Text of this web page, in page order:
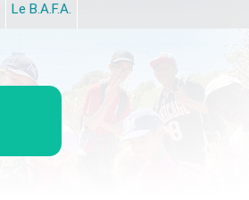
Le B.A.F.A.